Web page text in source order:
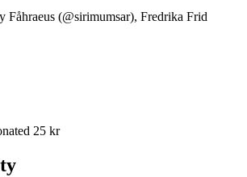
(@sirimumsar), Fredrika Frid
25 kr